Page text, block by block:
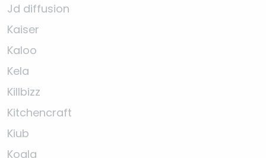
Jd diffusion
Kaiser
Kaloo
Kela
Killbizz
Kitchencraft
Kiub
Koala